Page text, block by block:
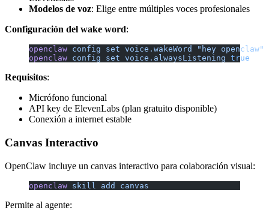
Modelos de voz: Elige entre múltiples voces profesionales
Configuración del wake word:
openclaw config set voice.wakeWord
"hey openclaw"
openclaw config set voice.alwaysListening true
Requisitos:
Micrófono funcional
API key de ElevenLabs (plan gratuito disponible)
Conexión a internet estable
Canvas Interactivo
OpenClaw incluye un canvas interactivo para colaboración visual:
openclaw skill add canvas
Permite al agente: